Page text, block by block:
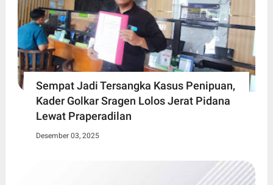
Sempat Jadi Tersangka Kasus Penipuan,
Kader Golkar Sragen Lolos Jerat Pidana
Lewat Praperadilan
Desember 03, 2025